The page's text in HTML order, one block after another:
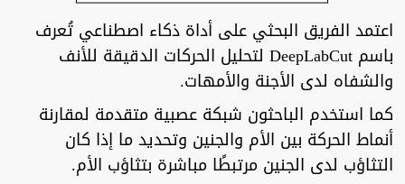
اعتمد الفريق البحثي على أداة ذكاء اصطناعي تُعرف
باسم DeepLabCut لتحليل الحركات الدقيقة للأنف
والشفاه لدى الأجنة والأمهات.
كما استخدم الباحثون شبكة عصبية متقدمة لمقارنة
أنماط الحركة بين الأم والجنين وتحديد ما إذا كان
التثاؤب لدى الجنين مرتبطًا مباشرة بتثاؤب الأم.